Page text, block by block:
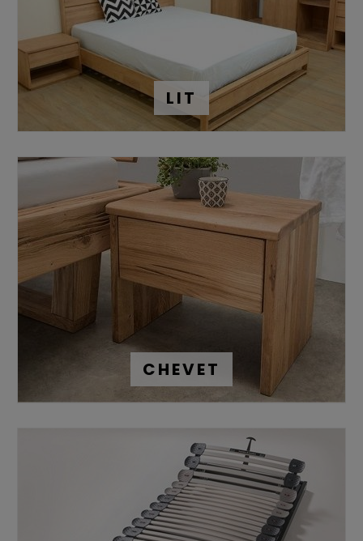
Découvrez notre deuxième site internet spécialisé dans les
meubles de chambres haut de gamme :
Trouver le lit de mes rêves
Lotuséa prend à cœur que chacun puisse trouver la literie
de ses rêves. Nous proposons ainsi différents types de lits,
lits en bois massif,lits baldaquins,lit gigognes
des tiroirs de rangement.
Il est parfois difficile de choisir le style de lit que l’on
souhaite pour équiper sa chambre parental, chambre
d’ami.
Plutôtlit design , lit contemporain ou lit vintage
Quelque soit le choix que vous ferez, nous proposons des
lits dequalité et intemporels, qui traverseront les années
avec vous.
Vous trouverez ainsi des lits confortables, dans lesquels
vous passerez vos plus belles nuits, dignes d’une literie
d’hôtel 5 étoiles.
Quel type de sommier choisir ?
trouverez forcément votre bonheur ici.
Nous vous proposons un grand choix de sommiers :
électriques, à lattes fixes et relevables.
Un sommier supporte 1/3 des efforts d’une literie. Il joue
donc un rôle important, et sans lui le matelas se dégrade
très rapidement, tout comme votre confort. Nos fabricants
offrent une diversité de sommiers,robusteset de
LIT
CHEVET